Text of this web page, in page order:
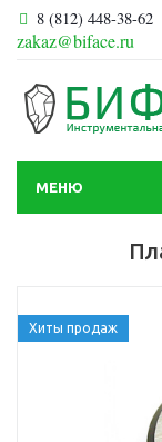
8 (812) 448-38-62
zakaz@biface.ru
МЕНЮ
Хиты продаж